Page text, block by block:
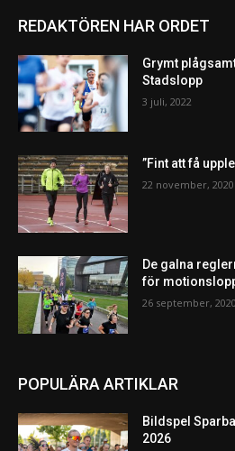
REDAKTÖREN HAR ORDET
Grymt
Stadslopp
3 juli, 2022
”Fint att få
22 november, 2020
De galna
för
26 september, 2020
POPULÄRA ARTIKLAR
Bildspel
2026